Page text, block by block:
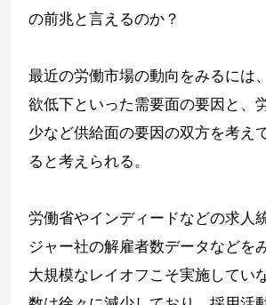
の前兆と言えるのか？
最近の労働市場の動向をみるには
欲低下といった需要面の要因と、
少など供給面の要因の双方を考え
ると考えられる。
労働省やインディードなどの求人
ジャー社の解雇者数データなどを
大規模なレイオフこそ実施してい